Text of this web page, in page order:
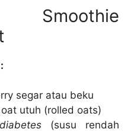
segar atau beku
utuh (rolled oats)
(susu rendah